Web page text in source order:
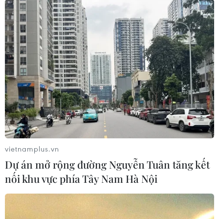
trưởng đến cuối năm.
Tương tự, Tổng Công ty cổ phần Dệt May Hà Nội
(Hanosimex) ghi nhận tín hiệu tích cực từ
ngành sợi khi đơn hàng tháng 8 đạt tải tối đa.
Ông Nguyễn Trí Sơn, Tổng Giám đốc
Hanosimex, khẳng định: “Chúng tôi tập trung
giao dịch để đảm bảo đủ đơn hàng cho những
tháng cuối năm, đồng thời ổn định sản xuất và
thu nhập cho người lao động.” Ngành may của
Hanosimex cũng đạt doanh thu cao với lợi
nhuận tháng 8 hơn 5 tỷ đồng, trong khi đơn
hàng các tháng 9, 10, 11/2025 đã đảm bảo 85-
90% kế hoạch.
Những con số và chia sẻ này cho thấy sự kiên
vietnamplus.vn
Dự án mở rộng đường Nguyễn Tuân tăng kết
nối khu vực phía Tây Nam Hà Nội